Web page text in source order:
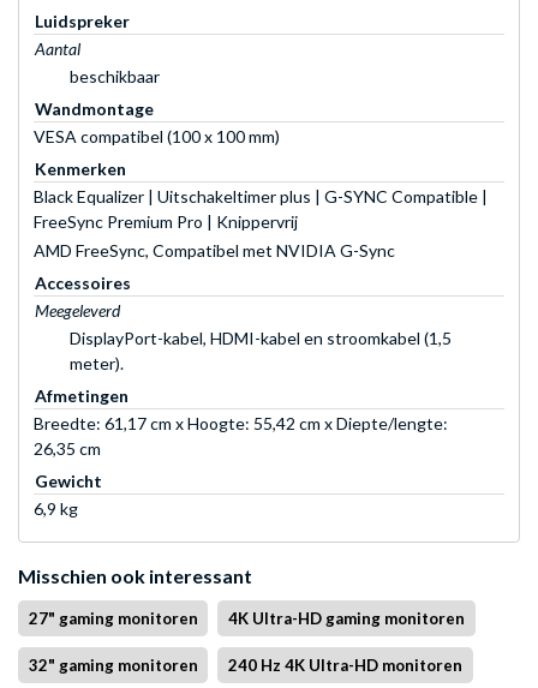
Luidspreker
Aantal
beschikbaar
Wandmontage
VESA compatibel (100 x 100 mm)
Kenmerken
Black Equalizer | Uitschakeltimer plus | G-SYNC Compatible |
FreeSync Premium Pro | Knippervrij
AMD FreeSync, Compatibel met NVIDIA G-Sync
Accessoires
Meegeleverd
DisplayPort-kabel, HDMI-kabel en stroomkabel (1,5
meter).
Afmetingen
Breedte: 61,17 cm x Hoogte: 55,42 cm x Diepte/lengte:
26,35 cm
Gewicht
6,9 kg
Misschien ook interessant
27" gaming monitoren 4K Ultra-HD gaming monitoren
32" gaming monitoren 240 Hz 4K Ultra-HD monitoren